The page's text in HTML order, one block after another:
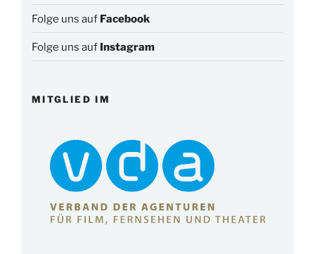
Folge uns auf Facebook
Folge uns auf Instagram
MITGLIED IM